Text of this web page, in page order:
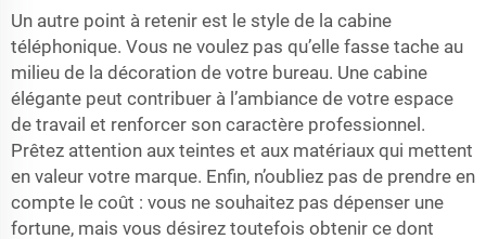
Un autre point à retenir est le style de la cabine
téléphonique. Vous ne voulez pas qu’elle fasse tache au
milieu de la décoration de votre bureau. Une cabine
élégante peut contribuer à l’ambiance de votre espace
de travail et renforcer son caractère professionnel.
Prêtez attention aux teintes et aux matériaux qui mettent
en valeur votre marque. Enfin, n’oubliez pas de prendre en
compte le coût : vous ne souhaitez pas dépenser une
fortune, mais vous désirez toutefois obtenir ce dont